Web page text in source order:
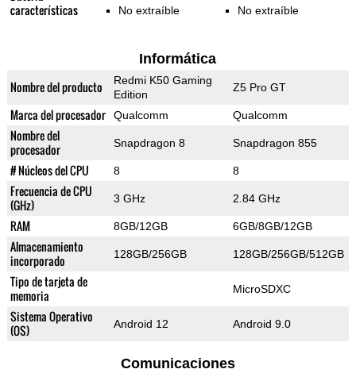
características
No extraíble No extraíble
Informática
Nombre del producto
Redmi K50 Gaming
Edition
Z5 Pro GT
Marca del procesador Qualcomm Qualcomm
Nombre del
procesador
Snapdragon 8 Snapdragon 855
# Núcleos del CPU 8 8
Frecuencia de CPU
(GHz)
3 GHz 2.84 GHz
RAM 8GB/12GB 6GB/8GB/12GB
Almacenamiento
incorporado
128GB/256GB 128GB/256GB/512GB
Tipo de tarjeta de
memoria
MicroSDXC
Sistema Operativo
(OS)
Android 12 Android 9.0
Comunicaciones